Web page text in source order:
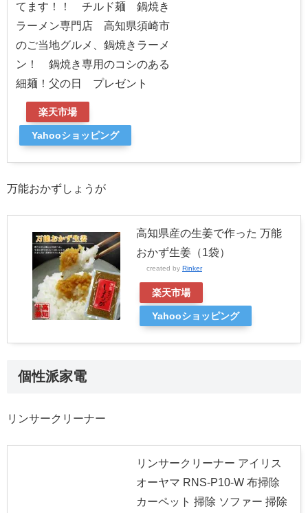
てます！！ チルド麺 鍋焼き
ラーメン専門店 高知県須崎市
のご当地グルメ、鍋焼きラーメ
ン！ 鍋焼き専用のコシのある
細麺！父の日 プレゼント
楽天市場
Yahooショッピング
万能おかずしょうが
高知県産の生姜で作った 万能
おかず生姜（1袋）
created by Rinker
楽天市場
Yahooショッピング
個性派家電
リンサークリーナー
リンサークリーナー アイリス
オーヤマ RNS-P10-W 布掃除
カーペット 掃除 ソファー 掃除